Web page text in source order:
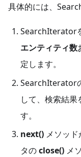
具体的には、
SearchIterator
エンティティ数
定します。
SearchIterator
して、検索結
す。
next() メソッ
タのclose() メ